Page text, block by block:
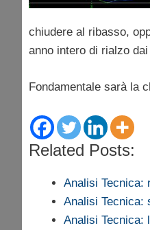
chiudere al ribasso,
anno intero di rialzo
Fondamentale sarà la
Related Posts:
Analisi Tecnica:
Analisi Tecnica:
Analisi Tecnica: